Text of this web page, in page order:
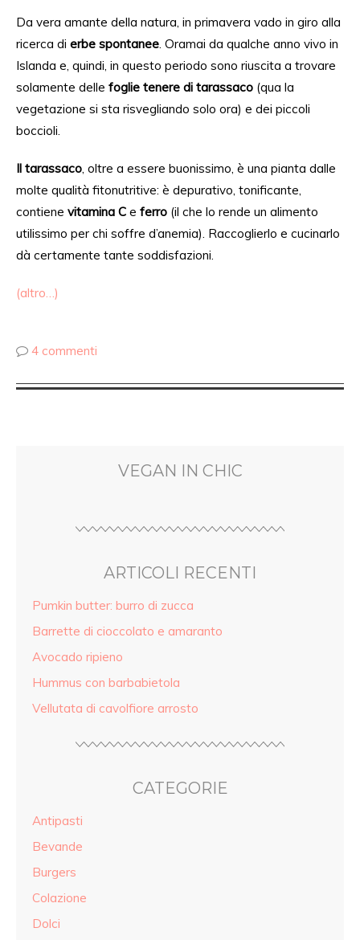
Da vera amante della natura, in primavera vado in giro alla
ricerca di erbe spontanee. Oramai da qualche anno vivo in
Islanda e, quindi, in questo periodo sono riuscita a trovare
solamente delle foglie tenere di tarassaco (qua la
vegetazione si sta risvegliando solo ora) e dei piccoli
boccioli.
Il tarassaco, oltre a essere buonissimo, è una pianta dalle
molte qualità fitonutritive: è depurativo, tonificante,
contiene vitamina C e ferro (il che lo rende un alimento
utilissimo per chi soffre d’anemia). Raccoglierlo e cucinarlo
dà certamente tante soddisfazioni.
(altro…)
4 commenti
VEGAN IN CHIC
ARTICOLI RECENTI
Pumkin butter: burro di zucca
Barrette di cioccolato e amaranto
Avocado ripieno
Hummus con barbabietola
Vellutata di cavolfiore arrosto
CATEGORIE
Antipasti
Bevande
Burgers
Colazione
Dolci